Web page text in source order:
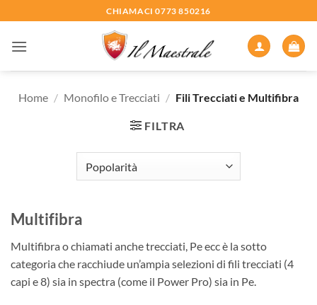
ai
contenuti
CHIAMACI 0773 850216
Home / Monofilo e Trecciati / Fili Trecciati e Multifibra
FILTRA
Multifibra
Multifibra o chiamati anche trecciati, Pe ecc è la sotto
categoria che racchiude un’ampia selezioni di fili trecciati (4
capi e 8) sia in spectra (come il Power Pro) sia in Pe.